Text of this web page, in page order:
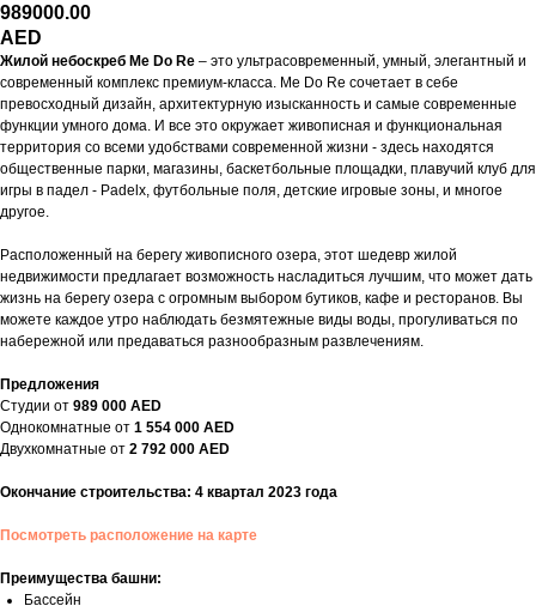
989000.00
AED
Жилой небоскреб Me Do Re – это ультрасовременный, умный, элегантный и
современный комплекс премиум-класса. Me Do Re сочетает в себе
превосходный дизайн, архитектурную изысканность и самые современные
функции умного дома. И все это окружает живописная и функциональная
территория со всеми удобствами современной жизни - здесь находятся
общественные парки, магазины, баскетбольные площадки, плавучий клуб для
игры в падел - Padelx, футбольные поля, детские игровые зоны, и многое
другое.
Расположенный на берегу живописного озера, этот шедевр жилой
недвижимости предлагает возможность насладиться лучшим, что может дать
жизнь на берегу озера с огромным выбором бутиков, кафе и ресторанов. Вы
можете каждое утро наблюдать безмятежные виды воды, прогуливаться по
набережной или предаваться разнообразным развлечениям.
Предложения
Студии от 989 000 AED
Однокомнатные от 1 554 000 AED
Двухкомнатные от 2 792 000 AED
Окончание строительства: 4 квартал 2023 года
Посмотреть расположение на карте
Преимущества башни:
Бассейн